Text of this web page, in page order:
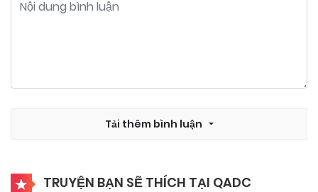
Chapter 129 24/09/2024
Tải thêm bình luận
TRUYỆN BẠN SẼ THÍCH TẠI QADC